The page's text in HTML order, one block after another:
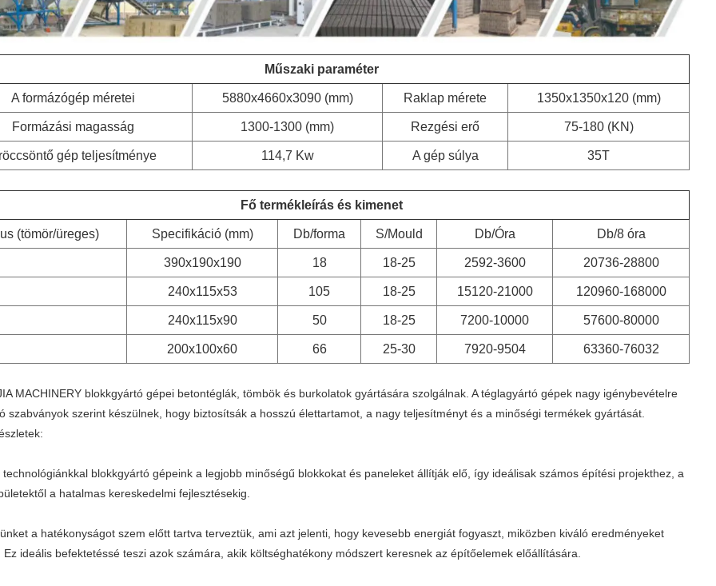
Műszaki paraméter
A formázógép méretei 5880x4660x3090 (mm) Raklap mérete 1350x1350x120 (mm)
Formázási magasság 1300-1300 (mm) Rezgési erő 75-180 (KN)
gép teljesítménye 114,7 Kw A gép súlya 35T
Fő termékleírás és kimenet
(tömör/üreges) Specifikáció (mm) Db/forma S/Mould Db/Óra Db/8 óra
390x190x190 18 18-25 2592-3600 20736-28800
240x115x53 105 18-25 15120-21000 120960-168000
240x115x90 50 18-25 7200-10000 57600-80000
200x100x60 66 25-30 7920-9504 63360-76032
MACHINERY blokkgyártó gépei betontéglák, tömbök és burkolatok gyártására szolgálnak. A téglagyártó gépek nagy igénybevételre
szabványok szerint készülnek, hogy biztosítsák a hosszú élettartamot, a nagy teljesítményt és a minőségi termékek gyártását.
technológiánkkal blokkgyártó gépeink a legjobb minőségű blokkokat és paneleket állítják elő, így ideálisak számos építési projekthez, a
a hatalmas kereskedelmi fejlesztésekig.
a hatékonyságot szem előtt tartva terveztük, ami azt jelenti, hogy kevesebb energiát fogyaszt, miközben kiváló eredményeket
Ez ideális befektetéssé teszi azok számára, akik költséghatékony módszert keresnek az építőelemek előállítására.